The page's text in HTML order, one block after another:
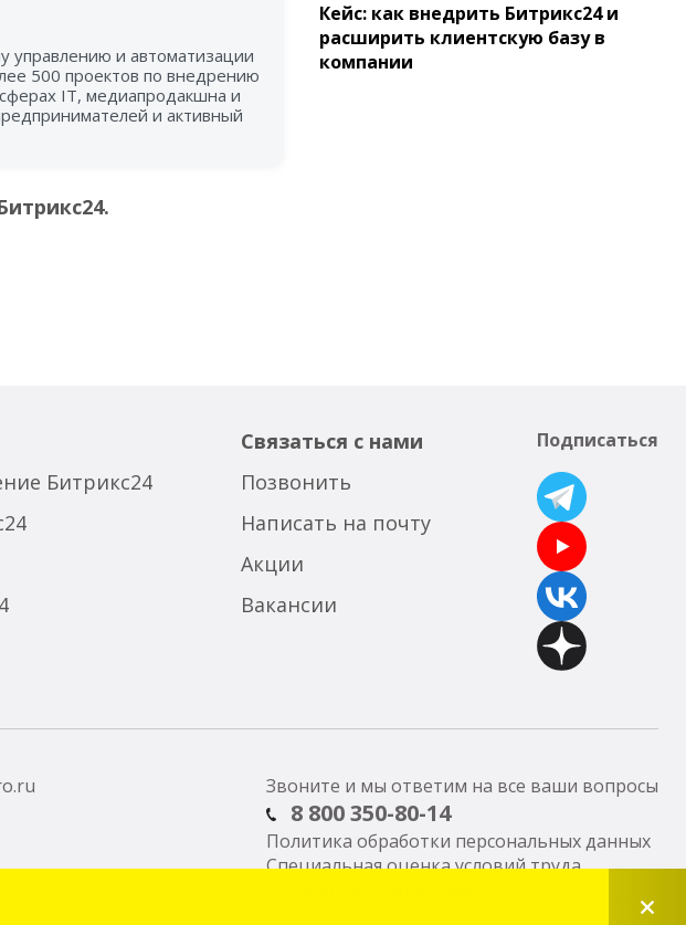
управлению и автоматизации
500 проектов по внедрению
IT, медиапродакшна и
и активный
Кейс: как внедрить Битрикс24 и
расширить клиентскую базу в
компании
Битрикс24
Связаться с нами
Позвонить
Написать на почту
Акции
Вакансии
Подписаться
Звоните и мы ответим на все ваши вопросы
8 800 350-80-14
Политика обработки персональных данных
Специальная оценка условий труда